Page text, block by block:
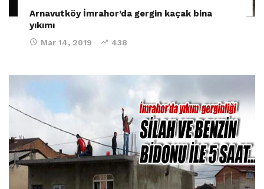
Arnavutköy İmrahor’da gergin kaçak bina
yıkımı
Mar 14, 2019 438